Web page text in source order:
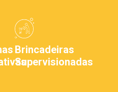
Brincadeiras
Supervisionadas